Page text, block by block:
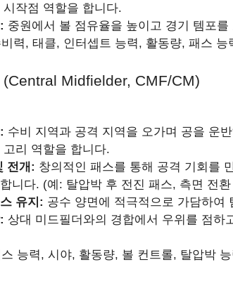
시작점 역할을 합니다.
중원에서 볼 점유율을 높이고 경기 템포를
력, 태클, 인터셉트 능력, 활동량, 패스 능
Midfielder, CMF/CM)
수비 지역과 공격 지역을 오가며 공을 운
리 역할을 합니다.
전개: 창의적인 패스를 통해 공격 기회를
니다. (예: 탈압박 후 전진 패스, 측면 전
유지: 공수 양면에 적극적으로 가담하여
상대 미드필더와의 경합에서 우위를 점하
능력, 시야, 활동량, 볼 컨트롤, 탈압박